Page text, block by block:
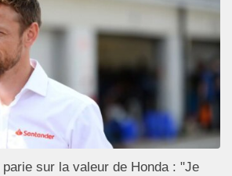
sur la valeur de Honda : "Je